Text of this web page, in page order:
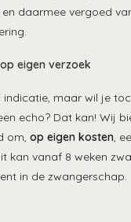
daarmee vergoed
eigen verzoek
indicatie, maar wil je
echo? Dat kan! Wij
om,op eigen kosten,
kan vanaf 8 weken
in de zwangerschap.